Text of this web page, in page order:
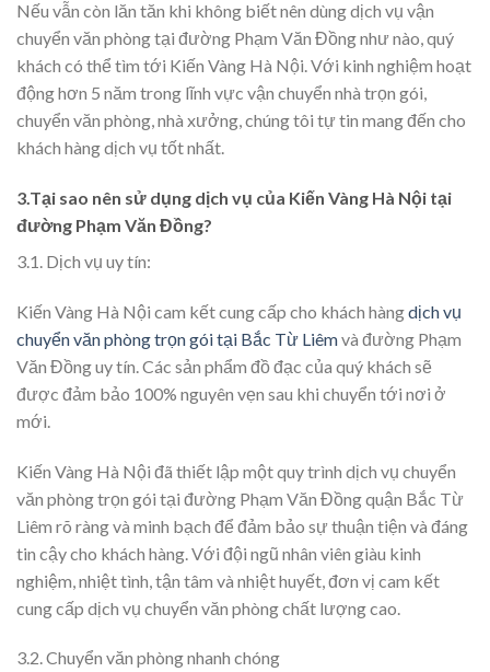
Nếu vẫn còn lăn tăn khi không biết nên dùng dịch vụ vận
chuyển văn phòng tại đường Phạm Văn Đồng như nào, quý
khách có thể tìm tới Kiến Vàng Hà Nội. Với kinh nghiệm hoạt
động hơn 5 năm trong lĩnh vực vận chuyển nhà trọn gói,
chuyển văn phòng, nhà xưởng, chúng tôi tự tin mang đến cho
khách hàng dịch vụ tốt nhất.
3.Tại sao nên sử dụng dịch vụ của Kiến Vàng Hà Nội tại
đường Phạm Văn Đồng?
3.1. Dịch vụ uy tín:
Kiến Vàng Hà Nội cam kết cung cấp cho khách hàngdịch vụ
chuyển văn phòng trọn gói tại Bắc Từ Liêmvà đường Phạm
Văn Đồng uy tín. Các sản phẩm đồ đạc của quý khách sẽ
được đảm bảo 100% nguyên vẹn sau khi chuyển tới nơi ở
mới.
Kiến Vàng Hà Nội đã thiết lập một quy trình dịch vụ chuyển
văn phòng trọn gói tại đường Phạm Văn Đồng quận Bắc Từ
Liêm rõ ràng và minh bạch để đảm bảo sự thuận tiện và đáng
tin cậy cho khách hàng. Với đội ngũ nhân viên giàu kinh
nghiệm, nhiệt tình, tận tâm và nhiệt huyết, đơn vị cam kết
cung cấp dịch vụ chuyển văn phòng chất lượng cao.
3.2. Chuyển văn phòng nhanh chóng